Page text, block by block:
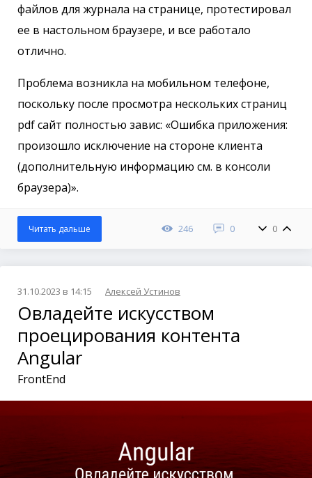
файлов для журнала на странице, протестировал
ее в настольном браузере, и все работало
отлично.
Проблема возникла на мобильном телефоне,
поскольку после просмотра нескольких страниц
pdf сайт полностью завис: «Ошибка приложения:
произошло исключение на стороне клиента
(дополнительную информацию см. в консоли
браузера)».
246 0 0
Читать дальше
31.10.2023 в 14:15 Алексей Устинов
Овладейте искусством
проецирования контента
Angular
FrontEnd